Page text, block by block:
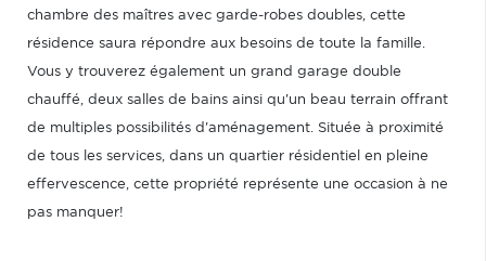
chambre des maîtres avec garde-robes doubles, cette
résidence saura répondre aux besoins de toute la famille.
Vous y trouverez également un grand garage double
chauffé, deux salles de bains ainsi qu'un beau terrain offrant
de multiples possibilités d'aménagement. Située à proximité
de tous les services, dans un quartier résidentiel en pleine
effervescence, cette propriété représente une occasion à ne
pas manquer!